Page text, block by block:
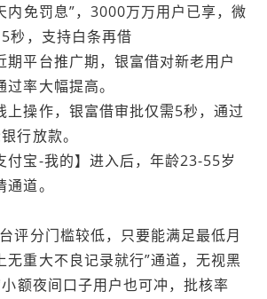
内免罚息”，3000万万用户已享，微
秒，支持白条再借
期平台推广期，银富借对新老用户
率大幅提高。
上操作，银富借审批仅需5秒，通过
行放款。
付宝-我的】进入后，年龄23-55岁
道。
评分门槛较低，只要能满足最低月
无重大不良记录就行”通道，无视黑
额夜间口子用户也可冲，批核率